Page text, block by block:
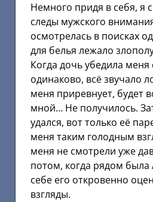
Немного придя в себя, я
следы мужского
осмотрелась в поисках
для белья лежало
Когда дочь убедила меня
одинаково, всё звучало
меня приревнует, будет
мной… Не получилось.
удался, вот только её
меня таким голодным
меня не смотрели уже
потом, когда рядом была
себе его откровенно
взгляды.